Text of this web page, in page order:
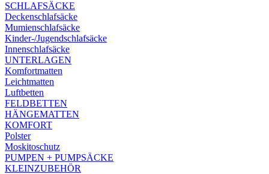
SCHLAFSÄCKE
Deckenschlafsäcke
Mumienschlafsäcke
Kinder-/Jugendschlafsäcke
Innenschlafsäcke
UNTERLAGEN
Komfortmatten
Leichtmatten
Luftbetten
FELDBETTEN
HÄNGEMATTEN
KOMFORT
Polster
Moskitoschutz
PUMPEN + PUMPSÄCKE
KLEINZUBEHÖR